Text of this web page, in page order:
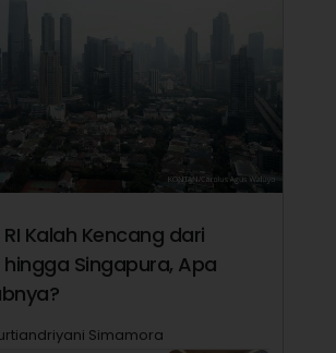
Kalah Kencang dari
Singapura, Apa
Simamora